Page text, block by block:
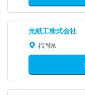
光紙工株式会社
福岡県